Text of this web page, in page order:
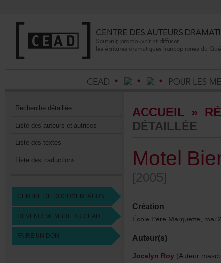
Recherchedétaillée
Listedesauteursetautrices
Listedestextes
Listedestraductions
CENTREDEDOCUMENTATION
DEVENIRMEMBREDUCEAD
FAIREUNDON
ACCUEIL »
DÉTAILLÉE
[2005]
Création
Auteur(s)
JocelynRoy